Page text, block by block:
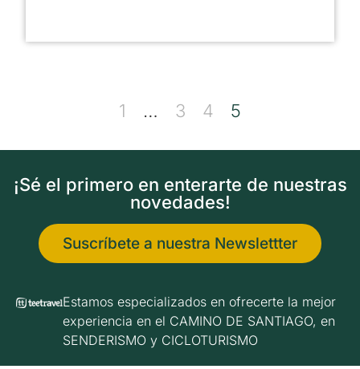
1 … 3 4 5
¡Sé el primero en enterarte de nuestras
novedades!
Suscríbete a nuestra Newslettter
Estamos especializados en ofrecerte la mejor
experiencia en el CAMINO DE SANTIAGO, en
SENDERISMO y CICLOTURISMO